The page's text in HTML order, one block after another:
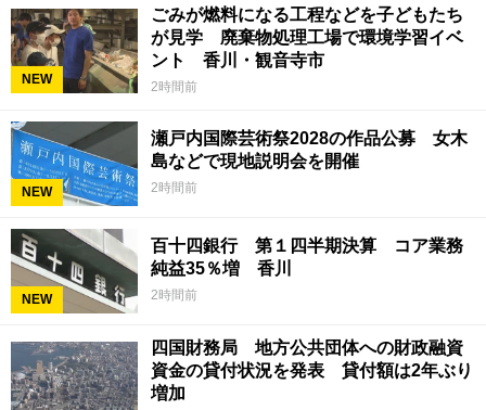
NEW
ごみが燃料になる工程などを子どもたち
が見学 廃棄物処理工場で環境学習イベ
ント 香川・観音寺市
2時間前
NEW
瀬戸内国際芸術祭2028の作品公募 女木
島などで現地説明会を開催
2時間前
NEW
百十四銀行 第１四半期決算 コア業務
純益35％増 香川
2時間前
四国財務局 地方公共団体への財政融資
資金の貸付状況を発表 貸付額は2年ぶり
増加